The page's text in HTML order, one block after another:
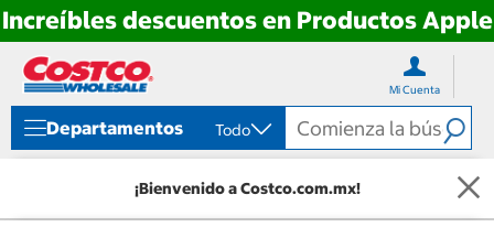
Increíbles descuentos en Productos Apple
directo
contenido
directo
menú
navegación
Mi Cuenta
Departamentos Todo
¡Bienvenido a Costco.com.mx!